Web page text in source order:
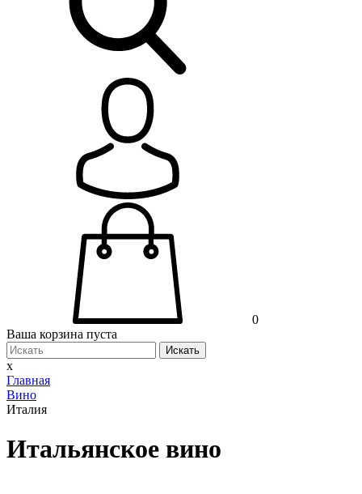
0
Ваша корзина пуста
Искать
x
Главная
Вино
Италия
Итальянское вино